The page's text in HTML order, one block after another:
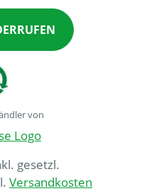
von
gesetzl.
Versandkosten